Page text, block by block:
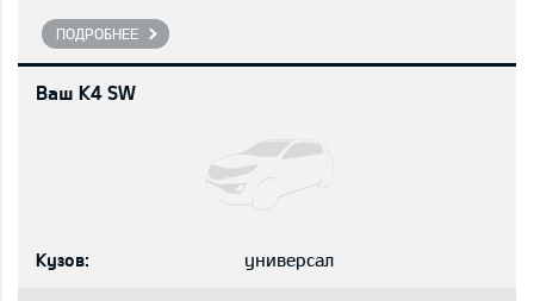
ПОДРОБНЕЕ
Ваш K4 SW
Кузов: универсал